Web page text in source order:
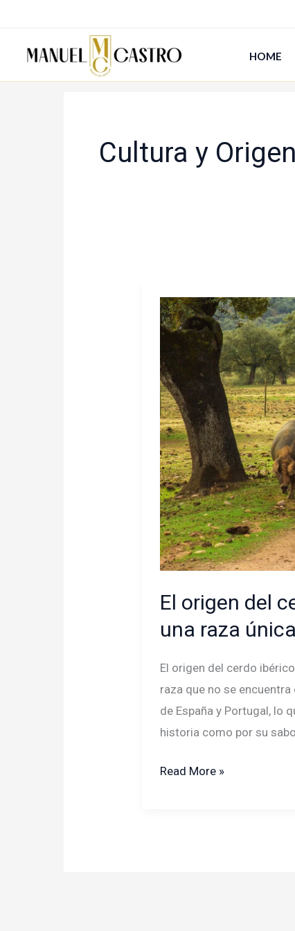
contenido
HOME
Cultura y
El origen del
una raza única
El origen del cerdo
raza que no se
de España y Portugal, lo
historia como por su
El
Read More »